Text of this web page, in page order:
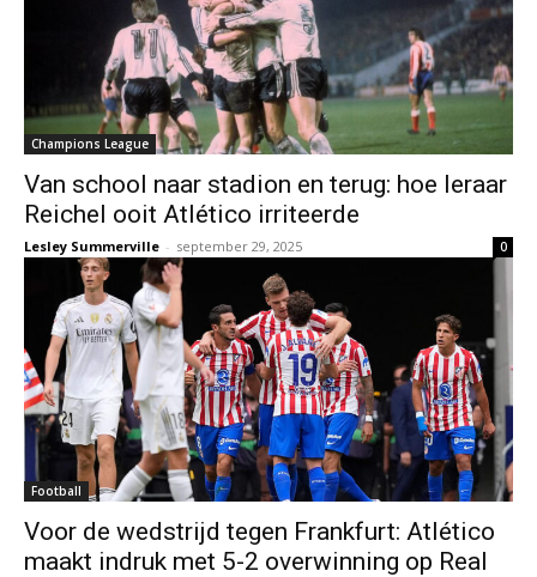
Champions League
Van school naar stadion en terug: hoe leraar
Reichel ooit Atlético irriteerde
Lesley Summerville - september 29, 2025 0
Football
Voor de wedstrijd tegen Frankfurt: Atlético
maakt indruk met 5-2 overwinning op Real